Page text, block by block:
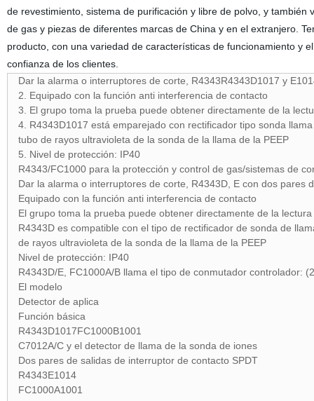
de revestimiento, sistema de purificación y libre de polvo, y
de gas y piezas de diferentes marcas de China y en el extranjero.
producto, con una variedad de características de funcionamiento y
confianza de los clientes.
Dar la alarma o interruptores de corte, R4343R4343D1017 y
2. Equipado con la función anti interferencia de contacto
3. El grupo toma la prueba puede obtener directamente de la
4. R4343D1017 está emparejado con rectificador tipo sonda
tubo de rayos ultravioleta de la sonda de la llama de la PEEP
5. Nivel de protección: IP40
R4343/FC1000 para la protección y control de gas/sistemas de
Dar la alarma o interruptores de corte, R4343D, E con dos pares
Equipado con la función anti interferencia de contacto
El grupo toma la prueba puede obtener directamente de la
R4343D es compatible con el tipo de rectificador de sonda de
de rayos ultravioleta de la sonda de la llama de la PEEP
Nivel de protección: IP40
R4343D/E, FC1000A/B llama el tipo de conmutador controlador:
El modelo
Detector de aplica
Función básica
R4343D1017FC1000B1001
C7012A/C y el detector de llama de la sonda de iones
Dos pares de salidas de interruptor de contacto SPDT
R4343E1014
FC1000A1001